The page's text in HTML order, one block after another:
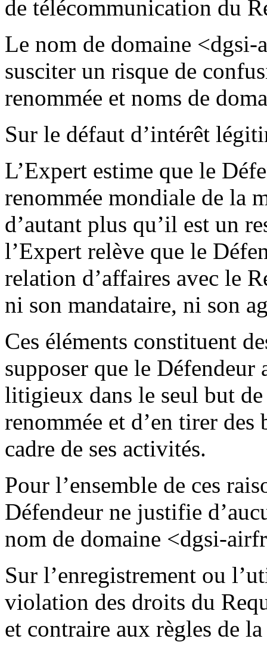
de télécommunication du
Le nom de domaine
susciter un risque de
renommée et noms de
Sur le défaut d’intérêt
L’Expert estime que le
renommée mondiale de la
d’autant plus qu’il est un
l’Expert relève que le
relation d’affaires avec le
ni son mandataire, ni son
Ces éléments constituent
supposer que le Défendeur
litigieux dans le seul but
renommée et d’en tirer
cadre de ses activités.
Pour l’ensemble de ces
Défendeur ne justifie
nom de domaine <dgsi-
Sur l’enregistrement ou
violation des droits du
et contraire aux règles de